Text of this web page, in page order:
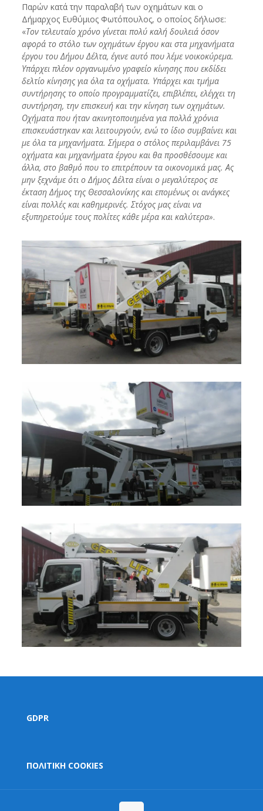
Παρών κατά την παραλαβή των οχημάτων και ο
Δήμαρχος Ευθύμιος Φωτόπουλος, ο οποίος δήλωσε:
«Τον τελευταίο χρόνο γίνεται πολύ καλή δουλειά όσον
αφορά το στόλο των οχημάτων έργου και στα μηχανήματα
έργου του Δήμου Δέλτα, έγινε αυτό που λέμε νοικοκύρεμα.
Υπάρχει πλέον οργανωμένο γραφείο κίνησης που εκδίδει
δελτίο κίνησης για όλα τα οχήματα. Υπάρχει και τμήμα
συντήρησης το οποίο προγραμματίζει, επιβλέπει, ελέγχει τη
συντήρηση, την επισκευή και την κίνηση των οχημάτων.
Οχήματα που ήταν ακινητοποιημένα για πολλά χρόνια
επισκευάστηκαν και λειτουργούν, ενώ το ίδιο συμβαίνει και
με όλα τα μηχανήματα. Σήμερα ο στόλος περιλαμβάνει 75
οχήματα και μηχανήματα έργου και θα προσθέσουμε και
άλλα, στο βαθμό που το επιτρέπουν τα οικονομικά μας. Ας
μην ξεχνάμε ότι ο Δήμος Δέλτα είναι ο μεγαλύτερος σε
έκταση Δήμος της Θεσσαλονίκης και επομένως οι ανάγκες
είναι πολλές και καθημερινές. Στόχος μας είναι να
εξυπηρετούμε τους πολίτες κάθε μέρα και καλύτερα».
GDPR
ΠΟΛΙΤΙΚΗ COOKIES